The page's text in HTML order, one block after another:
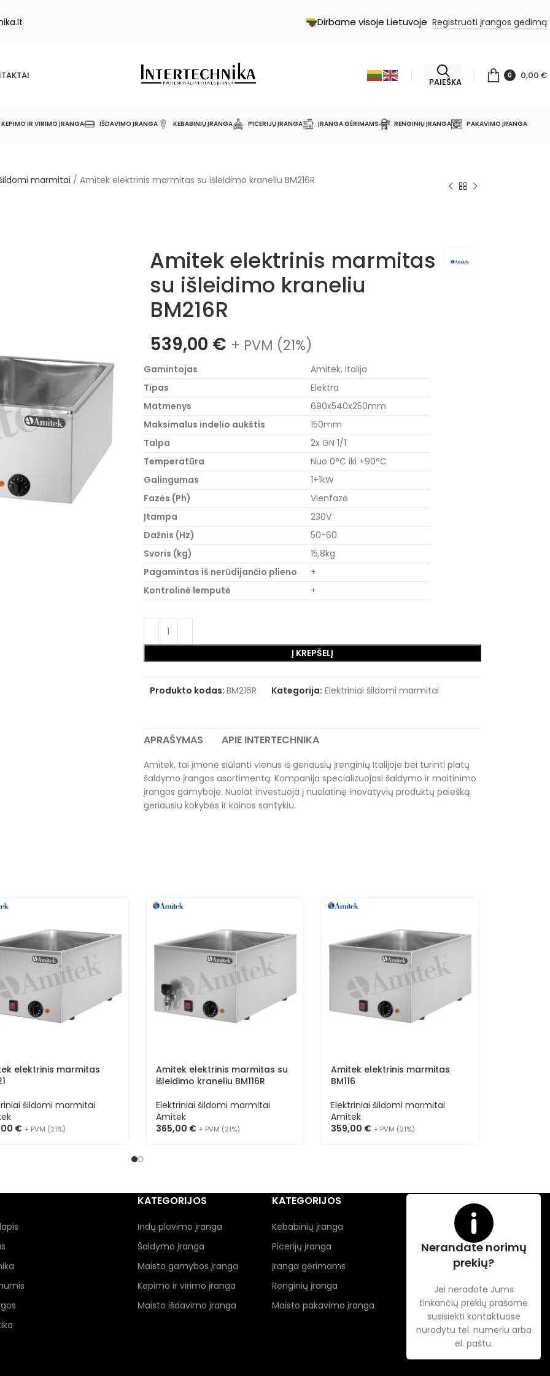
Dirbame visoje Lietuvoje Registruoti įrangos gedimą
PAIEŠKA
0 0,00 €
KEPIMO IR VIRIMO ĮRANGA IŠDAVIMO ĮRANGA KEBABINIŲ ĮRANGA PICERIJŲ ĮRANGA ĮRANGA GĖRIMAMS RENGINIŲ ĮRANGA PAKAVIMO ĮRANGA
marmitai / Amitek elektrinis marmitas su išleidimo kraneliu BM216R
Amitek elektrinis marmitas
su išleidimo kraneliu
BM216R
539,00 € + PVM (21%)
Gamintojas
Amitek, Italija
Tipas
Elektra
Matmenys
690x540x250mm
Maksimalus indelio aukštis
150mm
Talpa
2x GN 1/1
Temperatūra
Nuo 0°C iki +90°C
Galingumas
1+1kW
Fazės (Ph)
Vienfazė
Įtampa
230V
Dažnis (Hz)
50-60
Svoris (kg)
15,8kg
Pagamintas iš nerūdijančio plieno
+
Kontrolinė lemputė
+
Į KREPŠELĮ
Produkto kodas: BM216R Kategorija: Elektriniai šildomi marmitai
APRAŠYMAS APIE INTERTECHNIKA
Amitek, tai įmonė siūlanti vienus iš geriausių įrenginių Italijoje bei turinti platų
šaldymo įrangos asortimentą. Kompanija specializuojasi šaldymo ir maitinimo
įrangos gamyboje. Nuolat investuoja į nuolatinę inovatyvių produktų paiešką
geriausiu kokybės ir kainos santykiu.
elektrinis marmitas
šildomi marmitai
€ + PVM (21%)
Amitek elektrinis marmitas su
išleidimo kraneliu BM116R
Elektriniai šildomi marmitai
Amitek
365,00 € + PVM (21%)
Amitek elektrinis marmitas
BM116
Elektriniai šildomi marmitai
Amitek
359,00 € + PVM (21%)
KATEGORIJOS
Indų plovimo įranga
Šaldymo įranga
Maisto gamybos įranga
Kepimo ir virimo įranga
Maisto išdavimo įranga
KATEGORIJOS
Kebabinių įranga
Picerijų įranga
Įranga gėrimams
Renginių įranga
Maisto pakavimo įranga
Nerandate norimų
prekių?
Jei neradote Jums
tinkančių prekių prašome
susisiekti kontaktuose
nurodytu tel. numeriu arba
el. paštu.